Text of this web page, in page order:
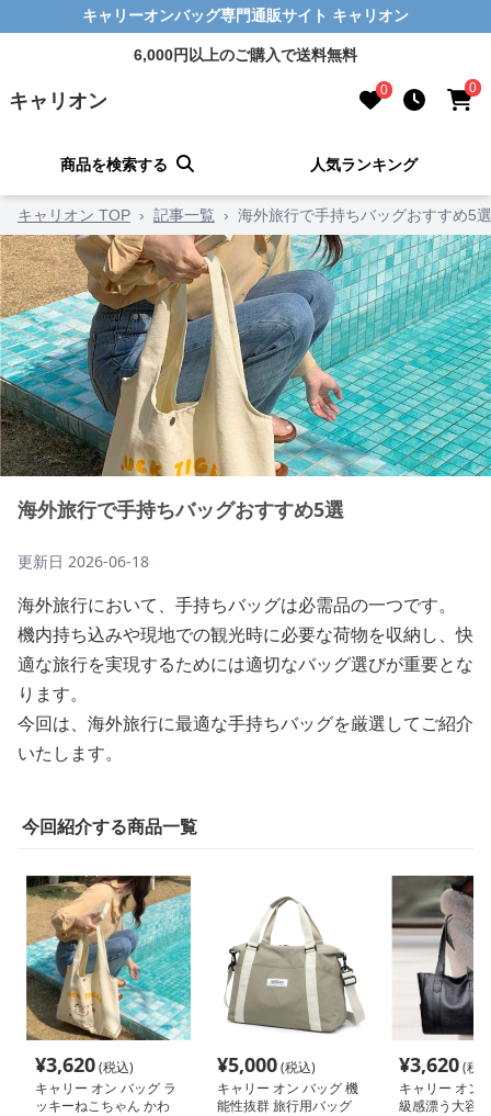
キャリーオンバッグ専門通販サイト キャリオン
6,000円以上のご購入で送料無料
キャリオン 0 0
商品を検索する 人気ランキング
キャリオン TOP › 記事一覧 › 海外旅行で手持ちバッグおすすめ5選
海外旅行で手持ちバッグおすすめ5選
更新日 2026-06-18
海外旅行において、手持ちバッグは必需品の一つです。
機内持ち込みや現地での観光時に必要な荷物を収納し、快
適な旅行を実現するためには適切なバッグ選びが重要とな
ります。
今回は、海外旅行に最適な手持ちバッグを厳選してご紹介
いたします。
今回紹介する商品一覧
¥3,620(税込)
キャリー オン バッグ ラ
ッキーねこちゃん かわ
¥5,000(税込)
キャリー オン バッグ 機
能性抜群 旅行用バッグ
¥3,620(税
キャリー オン
級感漂う大容